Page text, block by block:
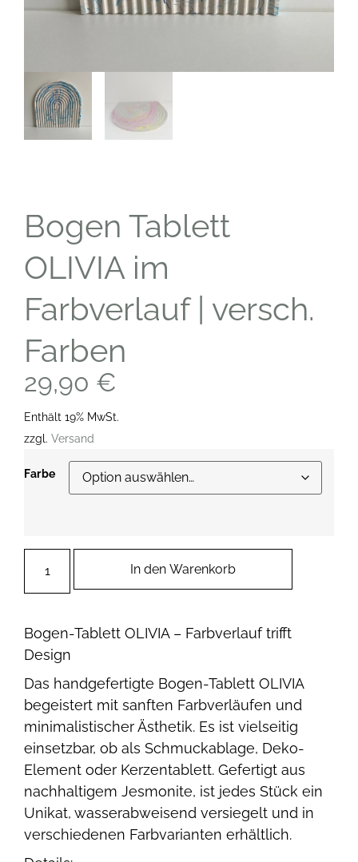
Bogen Tablett
OLIVIA im
Farbverlauf | versch.
Farben
29,90 €
Enthält 19% MwSt.
zzgl. Versand
Farbe
In den Warenkorb
Bogen-Tablett OLIVIA – Farbverlauf trifft
Design
Das handgefertigte Bogen-Tablett OLIVIA
begeistert mit sanften Farbverläufen und
minimalistischer Ästhetik. Es ist vielseitig
einsetzbar, ob als Schmuckablage, Deko-
Element oder Kerzentablett. Gefertigt aus
nachhaltigem Jesmonite, ist jedes Stück ein
Unikat, wasserabweisend versiegelt und in
verschiedenen Farbvarianten erhältlich.